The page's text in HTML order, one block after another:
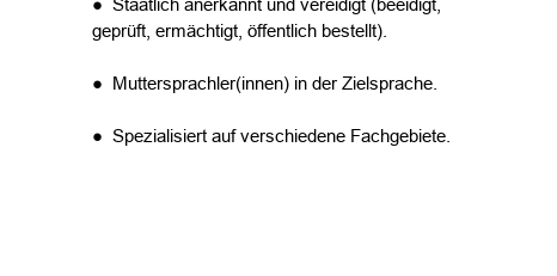
● Staatlich anerkannt und vereidigt (beeidigt,
geprüft, ermächtigt, öffentlich bestellt).
● Muttersprachler(innen) in der Zielsprache.
● Spezialisiert auf verschiedene Fachgebiete.